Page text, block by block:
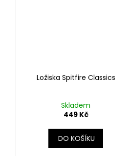
Ložiska Spitfire Classics
Skladem
449 Kč
DO KOŠÍKU